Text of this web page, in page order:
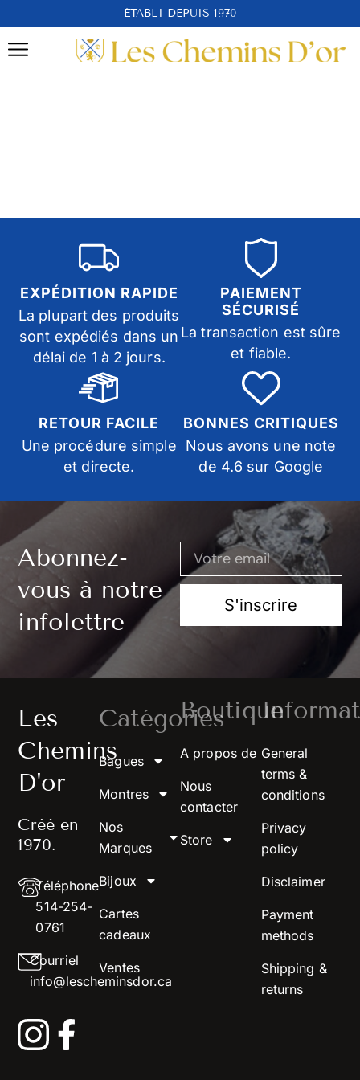
ÉTABLI DEPUIS 1970
EXPÉDITION RAPIDE
La plupart des produits
sont expédiés dans un
délai de 1 à 2 jours.
PAIEMENT
SÉCURISÉ
La transaction est sûre
et fiable.
RETOUR FACILE
Une procédure simple
et directe.
BONNES CRITIQUES
Nous avons une note
de 4.6 sur Google
Abonnez-
vous à notre
infolettre
S'inscrire
Les
Chemins
D'or
Créé en
1970.
Téléphone
514-254-
0761
Courriel
info@lescheminsdor.ca
Catégories
Bagues
Montres
Nos
Marques
Bijoux
Cartes
cadeaux
Ventes
Boutique
A propos de
Nous
contacter
Store
General
terms &
conditions
Privacy
policy
Disclaimer
Payment
methods
Shipping &
returns